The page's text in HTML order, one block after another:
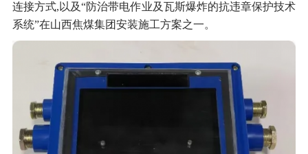
连接方式,以及“防治带电作业及瓦斯爆炸的抗违章保护技术
系统”在山西焦煤集团安装施工方案之一。